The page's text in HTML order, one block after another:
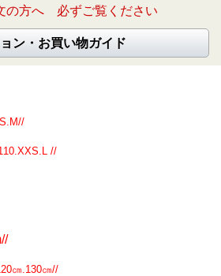
の方へ 必ずご覧ください
ン・お買い物ガイド
//
㎝.130㎝//